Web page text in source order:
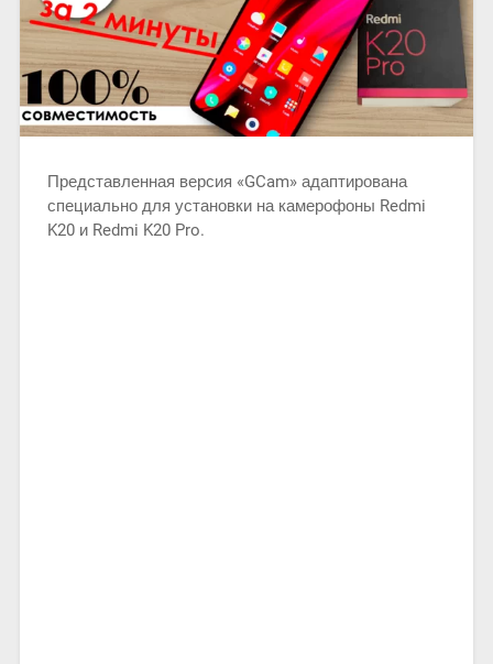
Представленная версия «GCam» адаптирована
специально для установки на камерофоны Redmi
K20 и Redmi K20 Pro.